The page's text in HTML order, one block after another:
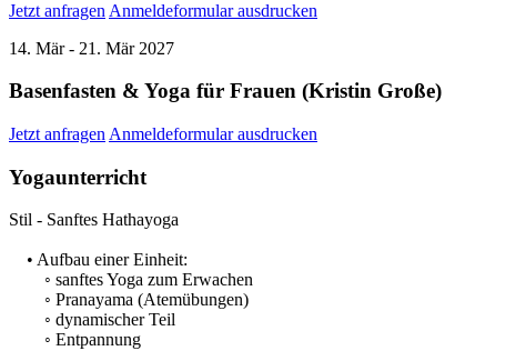
Jetzt anfragen Anmeldeformular ausdrucken
14. Mär - 21. Mär 2027
Basenfasten & Yoga für Frauen (Kristin Große)
Jetzt anfragen Anmeldeformular ausdrucken
Yogaunterricht
Stil - Sanftes Hathayoga
• Aufbau einer Einheit:
◦ sanftes Yoga zum Erwachen
◦ Pranayama (Atemübungen)
◦ dynamischer Teil
◦ Entpannung